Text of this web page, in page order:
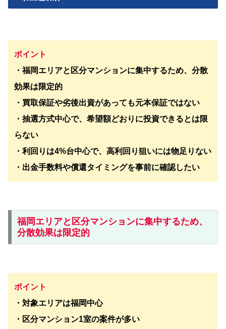
ポイント
・福岡エリアと区分マンションに集中するため、分散
効果は限定的
・買取保証や劣後出資があっても元本保証ではない
・抽選方式中心で、希望額どおりに投資できるとは限
らない
・利回りは4%台中心で、高利回り狙いには物足りない
・出金手数料や償還タイミングを事前に確認したい
福岡エリアと区分マンションに集中するため、
分散効果は限定的
ポイント
・対象エリアは福岡中心
・区分マンション1室の案件が多い